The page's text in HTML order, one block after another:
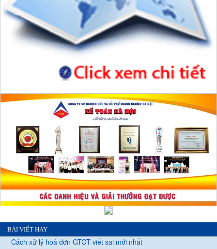
BÀI VIẾT HAY
Cách xử lý hoá đơn GTGT viết sai mới nhất